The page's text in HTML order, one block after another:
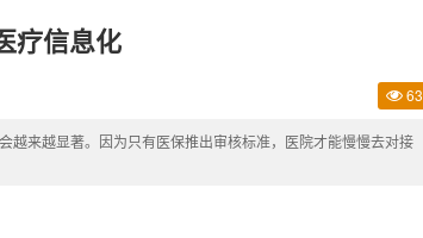
疗信息化
越来越显著。因为只有医保推出审核标准，医院才能慢慢去对接